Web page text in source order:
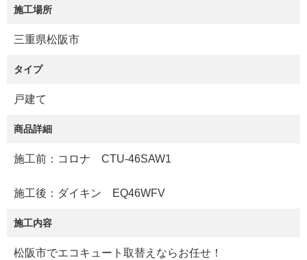
施工場所
三重県松阪市
タイプ
戸建て
商品詳細
施工前：コロナ CTU-46SAW1
施工後：ダイキン EQ46WFV
施工内容
松阪市でエコキュート取替えならお任せ！